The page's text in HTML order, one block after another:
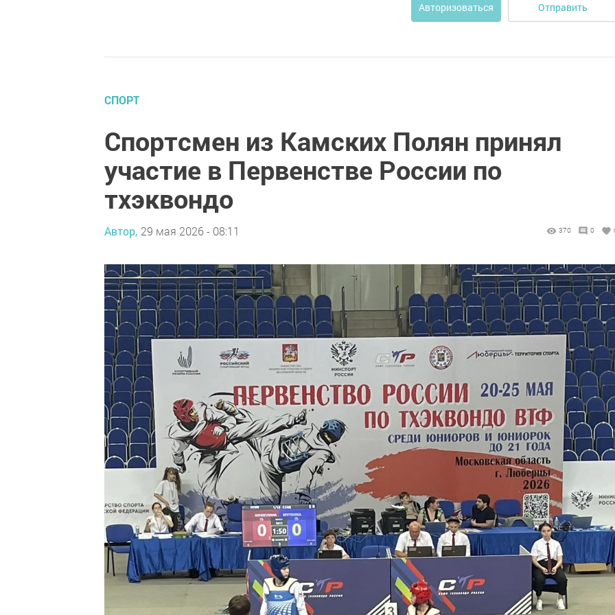
Авторизоваться Отправить
СПОРТ
Спортсмен из Камских Полян принял
участие в Первенстве России по
тхэквондо
Автор, 29 мая 2026 - 08:11 370 0